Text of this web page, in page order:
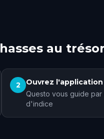
au
2 Ouvrez l'application
Questo vous guide par
d'indice